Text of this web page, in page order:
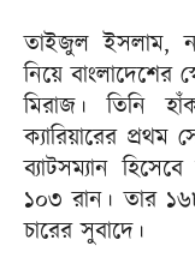
তাইজুল ইসলাম,
নিয়ে
মিরাজ। তিনি
ক্যারিয়ারের প্রথম
ব্যাটসম্যান
১০৩ রান। তার
চারের সুবাদে।